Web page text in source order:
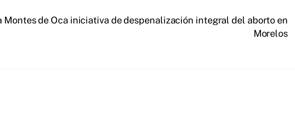
Montes de Oca iniciativa de despenalización integral del aborto en
Morelos